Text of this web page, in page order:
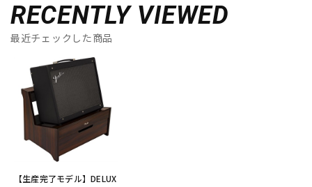
RECENTLY VIEWED
最近チェックした商品
【生産完了モデル】DELUX